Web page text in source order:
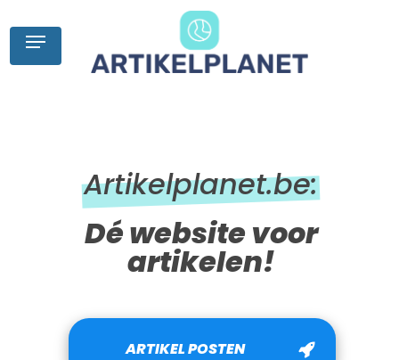
content
Menu
Artikelplanet.be:
Dé website voor
artikelen!
ARTIKEL POSTEN